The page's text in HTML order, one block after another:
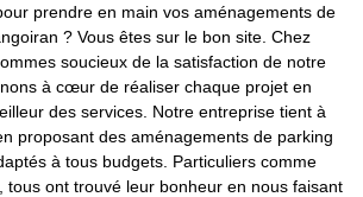
prendre en main vos aménagements de
? Vous êtes sur le bon site. Chez
soucieux de la satisfaction de notre
à cœur de réaliser chaque projet en
des services. Notre entreprise tient à
proposant des aménagements de parking
à tous budgets. Particuliers comme
tous ont trouvé leur bonheur en nous faisant